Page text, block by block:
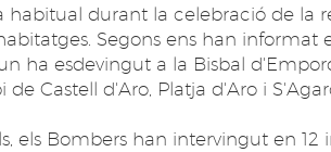
durant la celebració de la
Segons ens han informat
ha esdevingut a la Bisbal
Castell d'Aro, Platja d'Aro i
els Bombers han intervingut en 12